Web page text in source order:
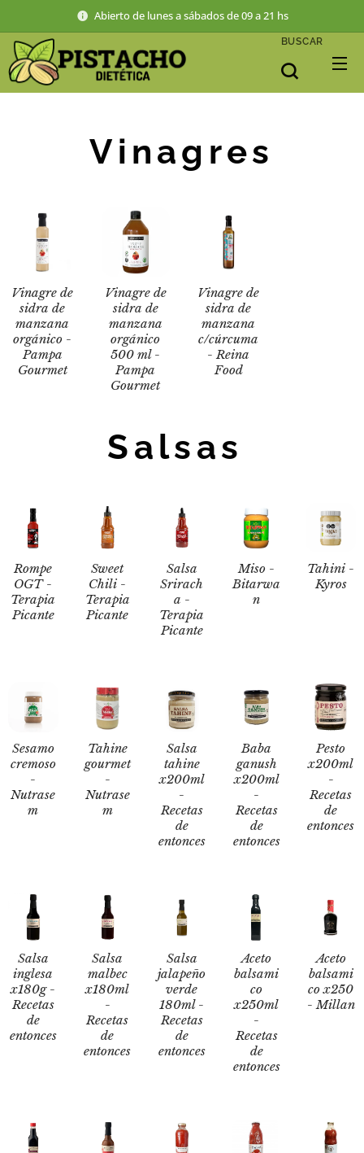
Abierto de lunes a sábados de 09 a 21 hs
BUSCAR
Vinagres
Vinagre de
sidra de
manzana
orgánico -
Pampa
Gourmet
Vinagre de
sidra de
manzana
orgánico
500 ml -
Pampa
Gourmet
Vinagre de
sidra de
manzana
c/cúrcuma
- Reina
Food
Salsas
Rompe
OGT -
Terapia
Picante
Sweet
Chili -
Terapia
Picante
Salsa
Srirach
a -
Terapia
Picante
Miso -
Bitarwa
n
Tahini -
Kyros
Sesamo
cremoso
-
Nutrase
m
Tahine
gourmet
-
Nutrase
m
Salsa
tahine
x200ml
-
Recetas
de
entonces
Baba
ganush
x200ml
-
Recetas
de
entonces
Pesto
x200ml
-
Recetas
de
entonces
Salsa
inglesa
x180g -
Recetas
de
entonces
Salsa
malbec
x180ml
-
Recetas
de
entonces
Salsa
jalapeño
verde
180ml -
Recetas
de
entonces
Aceto
balsami
co
x250ml
-
Recetas
de
entonces
Aceto
balsami
co x250
- Millan